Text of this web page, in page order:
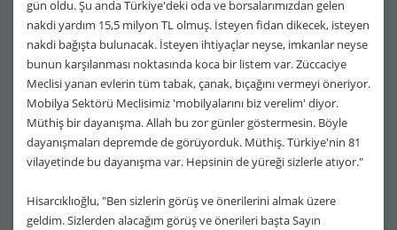
gün oldu. Şu anda Türkiye'deki oda ve borsalarımızdan gelen
nakdi yardım 15,5 milyon TL olmuş. İsteyen fidan dikecek, isteyen
nakdi bağışta bulunacak. İsteyen ihtiyaçlar neyse, imkanlar neyse
bunun karşılanması noktasında koca bir listem var. Züccaciye
Meclisi yanan evlerin tüm tabak, çanak, bıçağını vermeyi öneriyor.
Mobilya Sektörü Meclisimiz 'mobilyalarını biz verelim' diyor.
Müthiş bir dayanışma. Allah bu zor günler göstermesin. Böyle
dayanışmaları depremde de görüyorduk. Müthiş. Türkiye'nin 81
vilayetinde bu dayanışma var. Hepsinin de yüreği sizlerle atıyor."
Hisarcıklıoğlu, "Ben sizlerin görüş ve önerilerini almak üzere
geldim. Sizlerden alacağım görüş ve önerileri başta Sayın